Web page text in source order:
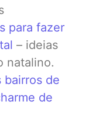
para fazer
– ideias
natalino.
bairros de
de